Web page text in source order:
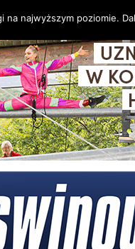
na najwyższym poziomie.